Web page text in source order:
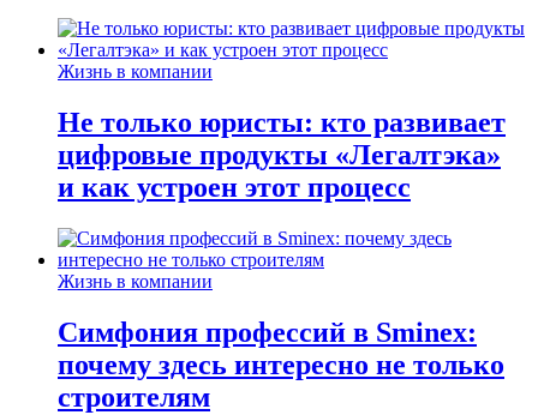
Жизнь в компании
Не только юристы: кто развивает
цифровые продукты «Легалтэка»
и как устроен этот процесс
Жизнь в компании
Симфония профессий в Sminex:
почему здесь интересно не только
строителям